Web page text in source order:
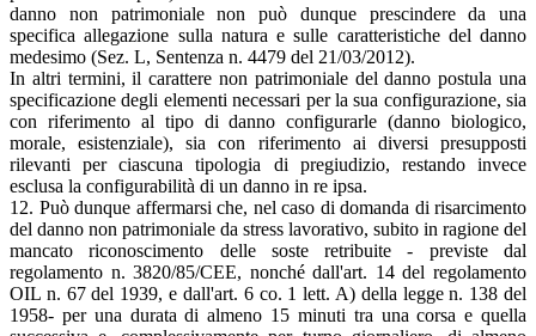
danno non patrimoniale non può dunque prescindere da una
specifica allegazione sulla natura e sulle caratteristiche del danno
medesimo (Sez. L, Sentenza n. 4479 del 21/03/2012).
In altri termini, il carattere non patrimoniale del danno postula una
specificazione degli elementi necessari per la sua configurazione, sia
con riferimento al tipo di danno configurarle (danno biologico,
morale, esistenziale), sia con riferimento ai diversi presupposti
rilevanti per ciascuna tipologia di pregiudizio, restando invece
esclusa la configurabilità di un danno in re ipsa.
12. Può dunque affermarsi che, nel caso di domanda di risarcimento
del danno non patrimoniale da stress lavorativo, subito in ragione del
mancato riconoscimento delle soste retribuite - previste dal
regolamento n. 3820/85/CEE, nonché dall'art. 14 del regolamento
OIL n. 67 del 1939, e dall'art. 6 co. 1 lett. A) della legge n. 138 del
1958- per una durata di almeno 15 minuti tra una corsa e quella